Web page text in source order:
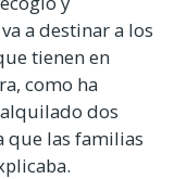
a destinar a los
tienen en
como ha
dos
que las familias